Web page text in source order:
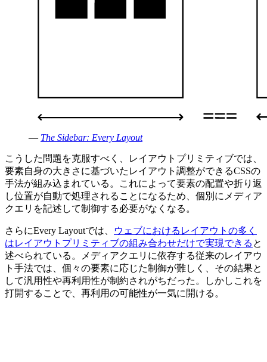
— The Sidebar: Every Layout
こうした問題を克服すべく、レイアウトプリミティブでは、
要素自身の大きさに基づいたレイアウト調整ができるCSSの
手法が組み込まれている。これによって要素の配置や折り返
し位置が自動で処理されることになるため、個別にメディア
クエリを記述して制御する必要がなくなる。
さらにEvery Layoutでは、
ウェブにおけるレイアウトの多く
はレイアウトプリミティブの組み合わせだけで実現できる と
述べられている。メディアクエリに依存する従来のレイアウ
ト手法では、個々の要素に応じた制御が難しく、その結果と
して汎用性や再利用性が制約されがちだった。しかしこれを
打開することで、再利用の可能性が一気に開ける。